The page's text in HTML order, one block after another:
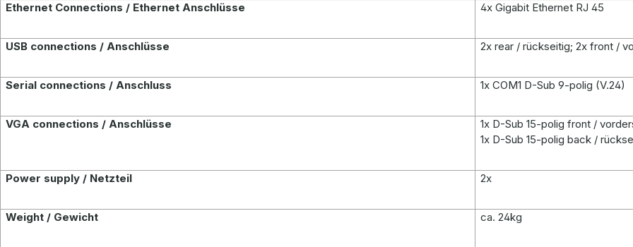
Ethernet Connections / Ethernet Anschlüsse 4x Gigabit Ethernet RJ 45
USB connections / Anschlüsse 2x rear / rückseitig; 2x front /
Serial connections / Anschluss 1x COM1 D-Sub 9-polig (V.24)
VGA connections / Anschlüsse
1x D-Sub 15-polig front /
1x D-Sub 15-polig back /
Power supply / Netzteil 2x
Weight / Gewicht ca. 24kg